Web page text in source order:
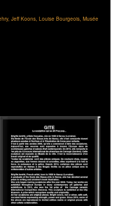
, Jeff Koons, Louise Bourgeois, Musée